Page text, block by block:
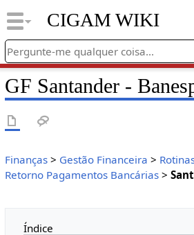
CIGAM WIKI
GF Santander -
Finanças> Gestão Financeira >
Retorno Pagamentos Bancárias>
Índice